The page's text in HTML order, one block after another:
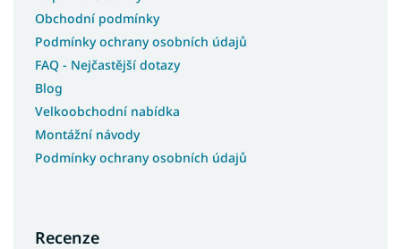
Obchodní podmínky
Podmínky ochrany osobních údajů
FAQ - Nejčastější dotazy
Blog
Velkoobchodní nabídka
Montážní návody
Podmínky ochrany osobních údajů
Recenze